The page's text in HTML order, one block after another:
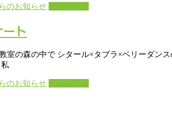
のお知らせ
ト
の森の中で シタール×タブラ×ベリーダン
のお知らせ